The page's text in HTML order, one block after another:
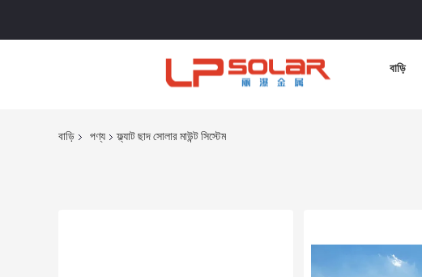
বাড়ি
বাড়ি পণ্য ফ্ল্যাট ছাদ সোলার মাউন্ট সিস্টেম